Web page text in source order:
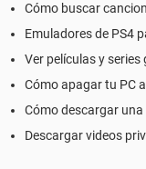
Cómo buscar
Emuladores de PS4
Ver películas y
Cómo apagar tu PC
Cómo descargar
Descargar videos